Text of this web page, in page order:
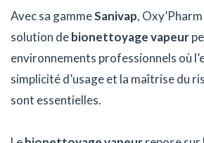
Avec sa gammeSanivap,
solution debionettoyage vapeur
environnements professionnels où
simplicité d’usage et la maîtrise du
sont essentielles.